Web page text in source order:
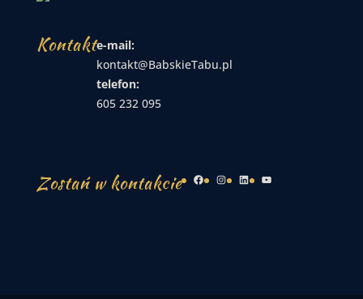
Kontakte-mail:
kontakt@BabskieTabu.pl
telefon:
605 232 095
Zostań w kontakcie Facebook
Instagram
LinkedInYouTube